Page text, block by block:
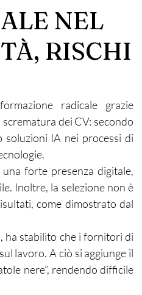
NEL
RISCHI
radicale grazie
dei CV: secondo
IA nei processi di
forte presenza digitale,
Inoltre, la selezione non è
come dimostrato dal
ha stabilito che i fornitori di
lavoro. A ciò si aggiunge il
nere”, rendendo difficile